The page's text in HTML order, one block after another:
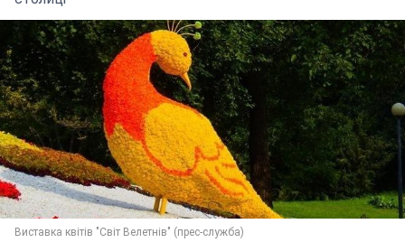
Виставка квітів "Світ Велетнів" (прес-служба)